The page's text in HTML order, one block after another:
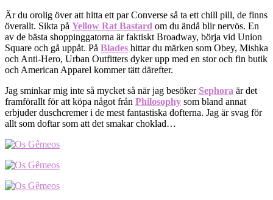
Är du orolig över att hitta ett par Converse så ta ett chill pill, de finns
överallt. Sikta på Yellow Rat Bastard om du ändå blir nervös. En
av de bästa shoppinggatorna är faktiskt Broadway, börja vid Union
Square och gå uppåt. På Blades hittar du märken som Obey, Mishka
och Anti-Hero, Urban Outfitters dyker upp med en stor och fin butik
och American Apparel kommer tätt därefter.
Jag sminkar mig inte så mycket så när jag besöker Sephora är det
framförallt för att köpa något från Philosophy som bland annat
erbjuder duschcremer i de mest fantastiska dofterna. Jag är svag för
allt som doftar som att det smakar choklad…